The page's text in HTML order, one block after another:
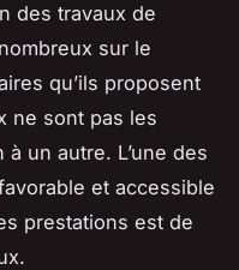
des travaux de
sur le
qu’ils proposent
ne sont pas les
à un autre. L’une des
et accessible
prestations est de